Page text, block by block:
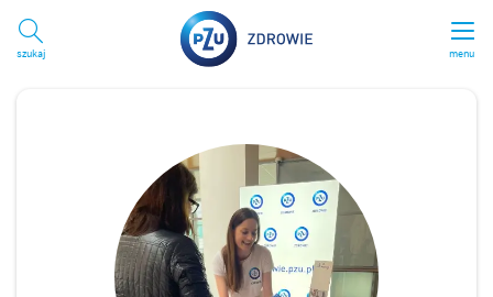
menu
Szukaj